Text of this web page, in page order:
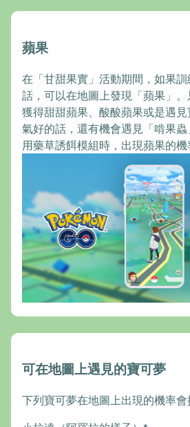
蘋果
在「甘甜果實」活動期間，如果
話，可以在地圖上發現「蘋果」
獲得甜甜蘋果、酸酸蘋果或是遇
氣好的話，還有機會遇見「啃果
用藥草誘餌模組時，出現蘋果的機
可在地圖上遇見的寶可夢
下列寶可夢在地圖上出現的機率會